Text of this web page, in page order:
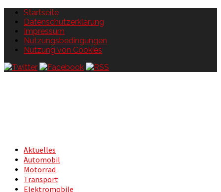
Startseite
Datenschutzerklärung
Impressum
Nutzungsbedingungen
Nutzung von Cookies
Aktuelles
Automobil
Motorrad
Transport
Elektromobile